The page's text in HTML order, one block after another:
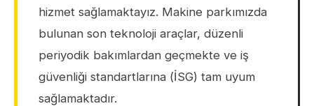
hizmet sağlamaktayız. Makine parkımızda
bulunan son teknoloji araçlar, düzenli
periyodik bakımlardan geçmekte ve iş
güvenliği standartlarına (İSG) tam uyum
sağlamaktadır.